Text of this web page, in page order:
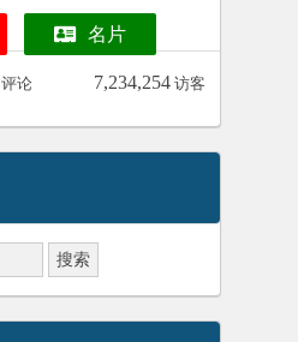
名片
评论 7,234,254 访客